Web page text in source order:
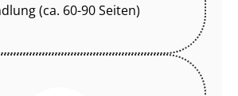
(ca. 60-90 Seiten)